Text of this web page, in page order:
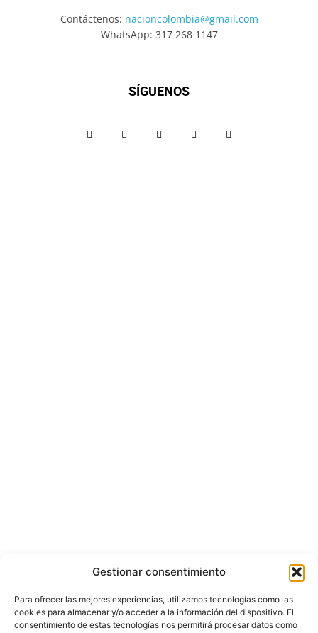
Gestionar consentimiento
Para ofrecer las mejores experiencias, utilizamos tecnologías como las
cookies para almacenar y/o acceder a la información del dispositivo. El
consentimiento de estas tecnologías nos permitirá procesar datos como
Contáctenos: nacioncolombia@gmail.com
WhatsApp: 317 268 1147
SÍGUENOS